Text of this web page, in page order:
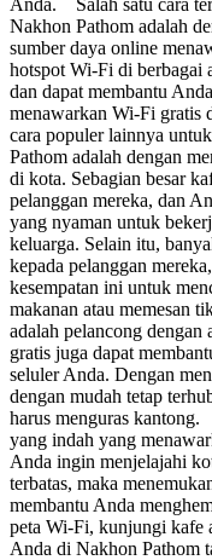
Anda. Salah satu cara
Nakhon Pathom adalah
sumber daya online
hotspot Wi-Fi di berbagai
dan dapat membantu
menawarkan Wi-Fi
cara populer lainnya
Pathom adalah dengan
di kota. Sebagian besar
pelanggan mereka, dan
yang nyaman untuk
keluarga. Selain itu,
kepada pelanggan
kesempatan ini untuk
makanan atau memesan
adalah pelancong dengan
gratis juga dapat
seluler Anda. Dengan
dengan mudah tetap
harus menguras
yang indah yang
Anda ingin menjelajahi
terbatas, maka
membantu Anda
peta Wi-Fi, kunjungi kafe
Anda di Nakhon Pathom